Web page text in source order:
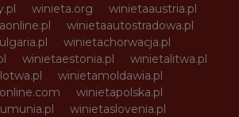
winieta.org
winietaaustria.pl
winietaautostradowa.pl
winietachorwacja.pl
winietaestonia.pl
winietalitwa.pl
winietamoldawia.pl
winietapolska.pl
winietaslovenia.pl